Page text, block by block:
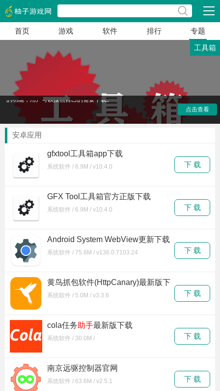
首页 游戏 软件 排行
专题
工具箱
工具箱是一类集合了很多小工具的软件，用途范围十分广
泛，这里给大家整理一些优质的工具箱app，有需要的用户可
以来了解一下，下载自己需要的应用。
这里的工具箱app都十分实用，不同的工具软件，有不同
的功能，用户可以按照自己的需要下载。
点击查看
安卓应用
gfxtool工具箱app下载
系统软件 / 6.9M / v10.4.0 下 载
GFX Tool工具箱官方正版下载
系统软件 / 6.9M / v10.4.0 下 载
Android System WebView更新下载
安装
系统软件 / 75.8M / v136.0.7103.24 下 载
黄鸟抓包软件(HttpCanary)最新版下
载
系统软件 / 5.0M / v3.3.6 下 载
cola任务助手最新版下载
系统软件 / 30.0M / 下 载
南京远驱控制器官网
系统软件 / 63.6M / v2.5.1 下 载